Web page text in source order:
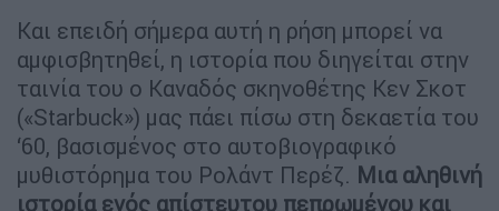
Και επειδή σήμερα αυτή η ρήση μπορεί να
αμφισβητηθεί, η ιστορία που διηγείται στην
ταινία του ο Καναδός σκηνοθέτης Κεν Σκοτ
(«Starbuck») μας πάει πίσω στη δεκαετία του
‘60, βασισμένος στο αυτοβιογραφικό
μυθιστόρημα του Ρολάντ Περέζ. Μια αληθινή
ιστορία ενός απίστευτου πεπρωμένου και